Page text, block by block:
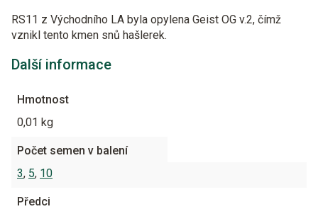
RS11 z Východního LA byla opylena Geist OG v.2, čímž
vznikl tento kmen snů hašlerek.
Další informace
Hmotnost
0,01 kg
Počet semen v balení
3, 5, 10
Předci